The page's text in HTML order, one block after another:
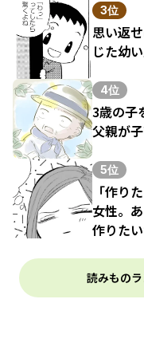
3位
思い返
じた幼
4位
3歳の子
父親が
5位
「作り
女性。
作りた
読みもの